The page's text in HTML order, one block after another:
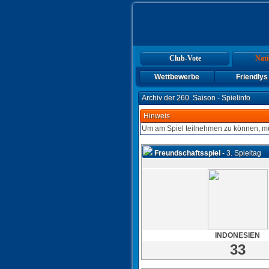
Club-Vote
Wettbewerbe Friendlys
Archiv der 260. Saison - Spielinfo
Hinweis
Um am Spiel teilnehmen zu können,
Freundschaftsspiel- 3. Spieltag
INDONESIEN
33